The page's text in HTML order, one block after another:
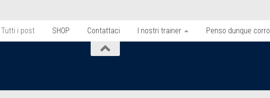
Tutti i post SHOP Contattaci I nostri trainer Penso dunque corro